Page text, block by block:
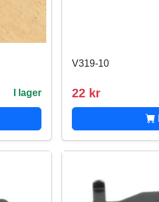
I lager
V319-10
22 kr